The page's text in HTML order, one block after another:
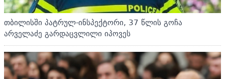
თბილისში პატრულ-ინსპექტორი, 37 წლის გოჩა
არველაძე გარდაცვლილი იპოვეს